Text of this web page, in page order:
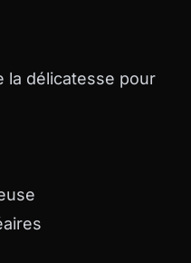
la délicatesse pour